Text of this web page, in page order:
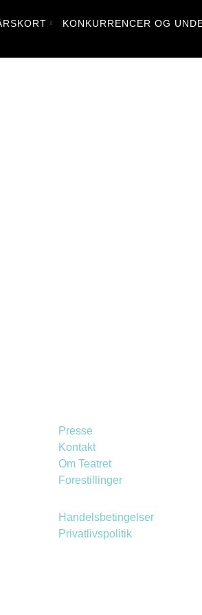
KONKURRENCER OG
Presse
Kontakt
Om Teatret
Forestillinger
Handelsbetingelser
Privatlivspolitik